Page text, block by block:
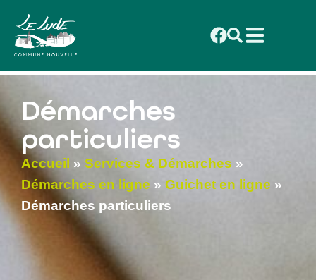
principal
Démarches
particuliers
Accueil » Services & Démarches »
Démarches en ligne » Guichet en ligne »
Démarches particuliers